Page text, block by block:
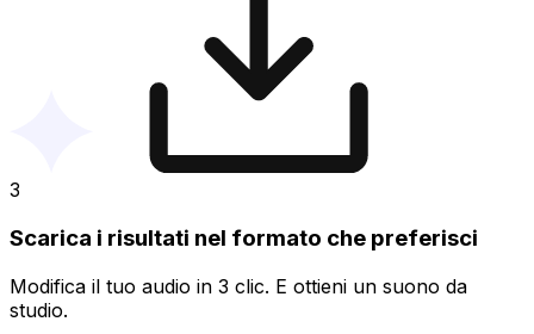
3
Scarica i risultati nel formato che preferisci
Modifica il tuo audio in 3 clic. E ottieni un suono da
studio.